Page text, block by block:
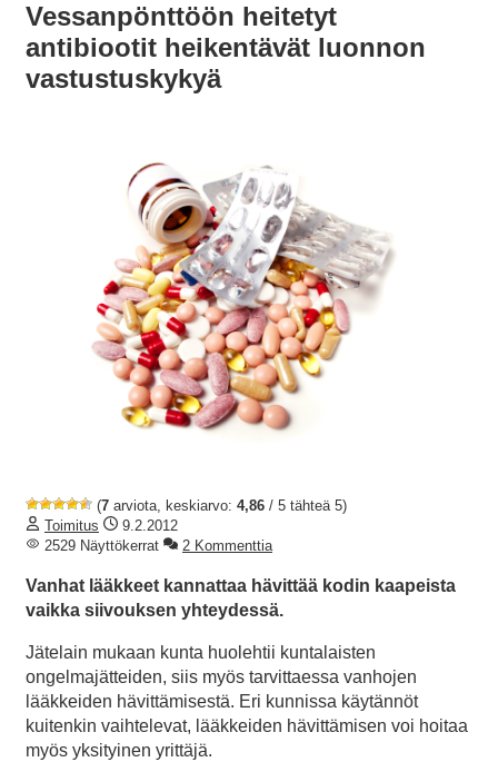
Vessanpönttöön heitetyt
antibiootit heikentävät luonnon
vastustuskykyä
(7 arviota, keskiarvo: 4,86 / 5 tähteä 5)
Toimitus
9.2.2012
2529 Näyttökerrat
2 Kommenttia
Vanhat lääkkeet kannattaa hävittää kodin kaapeista
vaikka siivouksen yhteydessä.
Jätelain mukaan kunta huolehtii kuntalaisten
ongelmajätteiden, siis myös tarvittaessa vanhojen
lääkkeiden hävittämisestä. Eri kunnissa käytännöt
kuitenkin vaihtelevat, lääkkeiden hävittämisen voi hoitaa
myös yksityinen yrittäjä.